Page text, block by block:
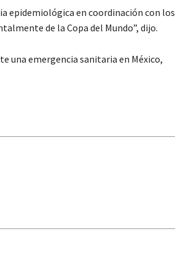
epidemiológica en coordinación con los
de la Copa del Mundo”, dijo.
una emergencia sanitaria en México,